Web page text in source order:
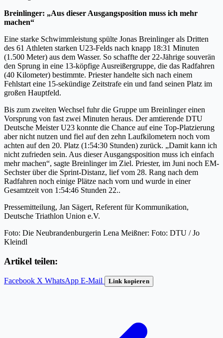
Breinlinger: „Aus dieser Ausgangsposition muss ich mehr
machen“
Eine starke Schwimmleistung spülte Jonas Breinlinger als Dritten
des 61 Athleten starken U23-Felds nach knapp 18:31 Minuten
(1.500 Meter) aus dem Wasser. So schaffte der 22-Jährige souverän
den Sprung in eine 13-köpfige Ausreißergruppe, die das Radfahren
(40 Kilometer) bestimmte. Priester handelte sich nach einem
Fehlstart eine 15-sekündige Zeitstrafe ein und fand seinen Platz im
großen Hauptfeld.
Bis zum zweiten Wechsel fuhr die Gruppe um Breinlinger einen
Vorsprung von fast zwei Minuten heraus. Der amtierende DTU
Deutsche Meister U23 konnte die Chance auf eine Top-Platzierung
aber nicht nutzen und fiel auf den zehn Laufkilometern noch vom
achten auf den 20. Platz (1:54:30 Stunden) zurück. „Damit kann ich
nicht zufrieden sein. Aus dieser Ausgangsposition muss ich einfach
mehr machen“, sagte Breinlinger im Ziel. Priester, im Juni noch EM-
Sechster über die Sprint-Distanz, lief vom 28. Rang nach dem
Radfahren noch einige Plätze nach vorn und wurde in einer
Gesamtzeit von 1:54:46 Stunden 22..
Pressemitteilung, Jan Sägert, Referent für Kommunikation,
Deutsche Triathlon Union e.V.
Foto: Die Neubrandenburgerin Lena Meißner: Foto: DTU / Jo
Kleindl
Artikel teilen:
Facebook X WhatsApp E-Mail Link kopieren